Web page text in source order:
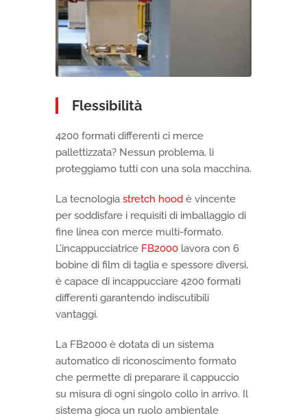
Flessibilità
4200 formati differenti ci merce
pallettizzata? Nessun problema, li
proteggiamo tutti con una sola macchina.
La tecnologia stretch hoodè vincente
per soddisfare i requisiti di imballaggio di
fine linea con merce multi-formato.
L’incappucciatrice FB2000lavora con 6
bobine di film di taglia e spessore diversi,
è capace di incappucciare 4200 formati
differenti garantendo indiscutibili
vantaggi.
La FB2000 è dotata di un sistema
automatico di riconoscimento formato
che permette di preparare il cappuccio
su misura di ogni singolo collo in arrivo. Il
sistema gioca un ruolo ambientale